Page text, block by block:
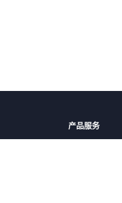
产品服务